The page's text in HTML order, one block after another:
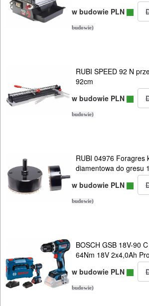
w budowie PLN
budowie)
RUBI SPEED 92 N
92cm
w budowie PLN
budowie)
RUBI 04976 Foragres
diamentowa do gresu
w budowie PLN
budowie)
BOSCH GSB 18V-90
64Nm 18V 2x4,0Ah
w budowie PLN
budowie)